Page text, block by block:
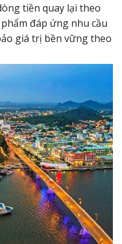
tiền quay lại theo
đáp ứng nhu cầu
giá trị bền vững theo